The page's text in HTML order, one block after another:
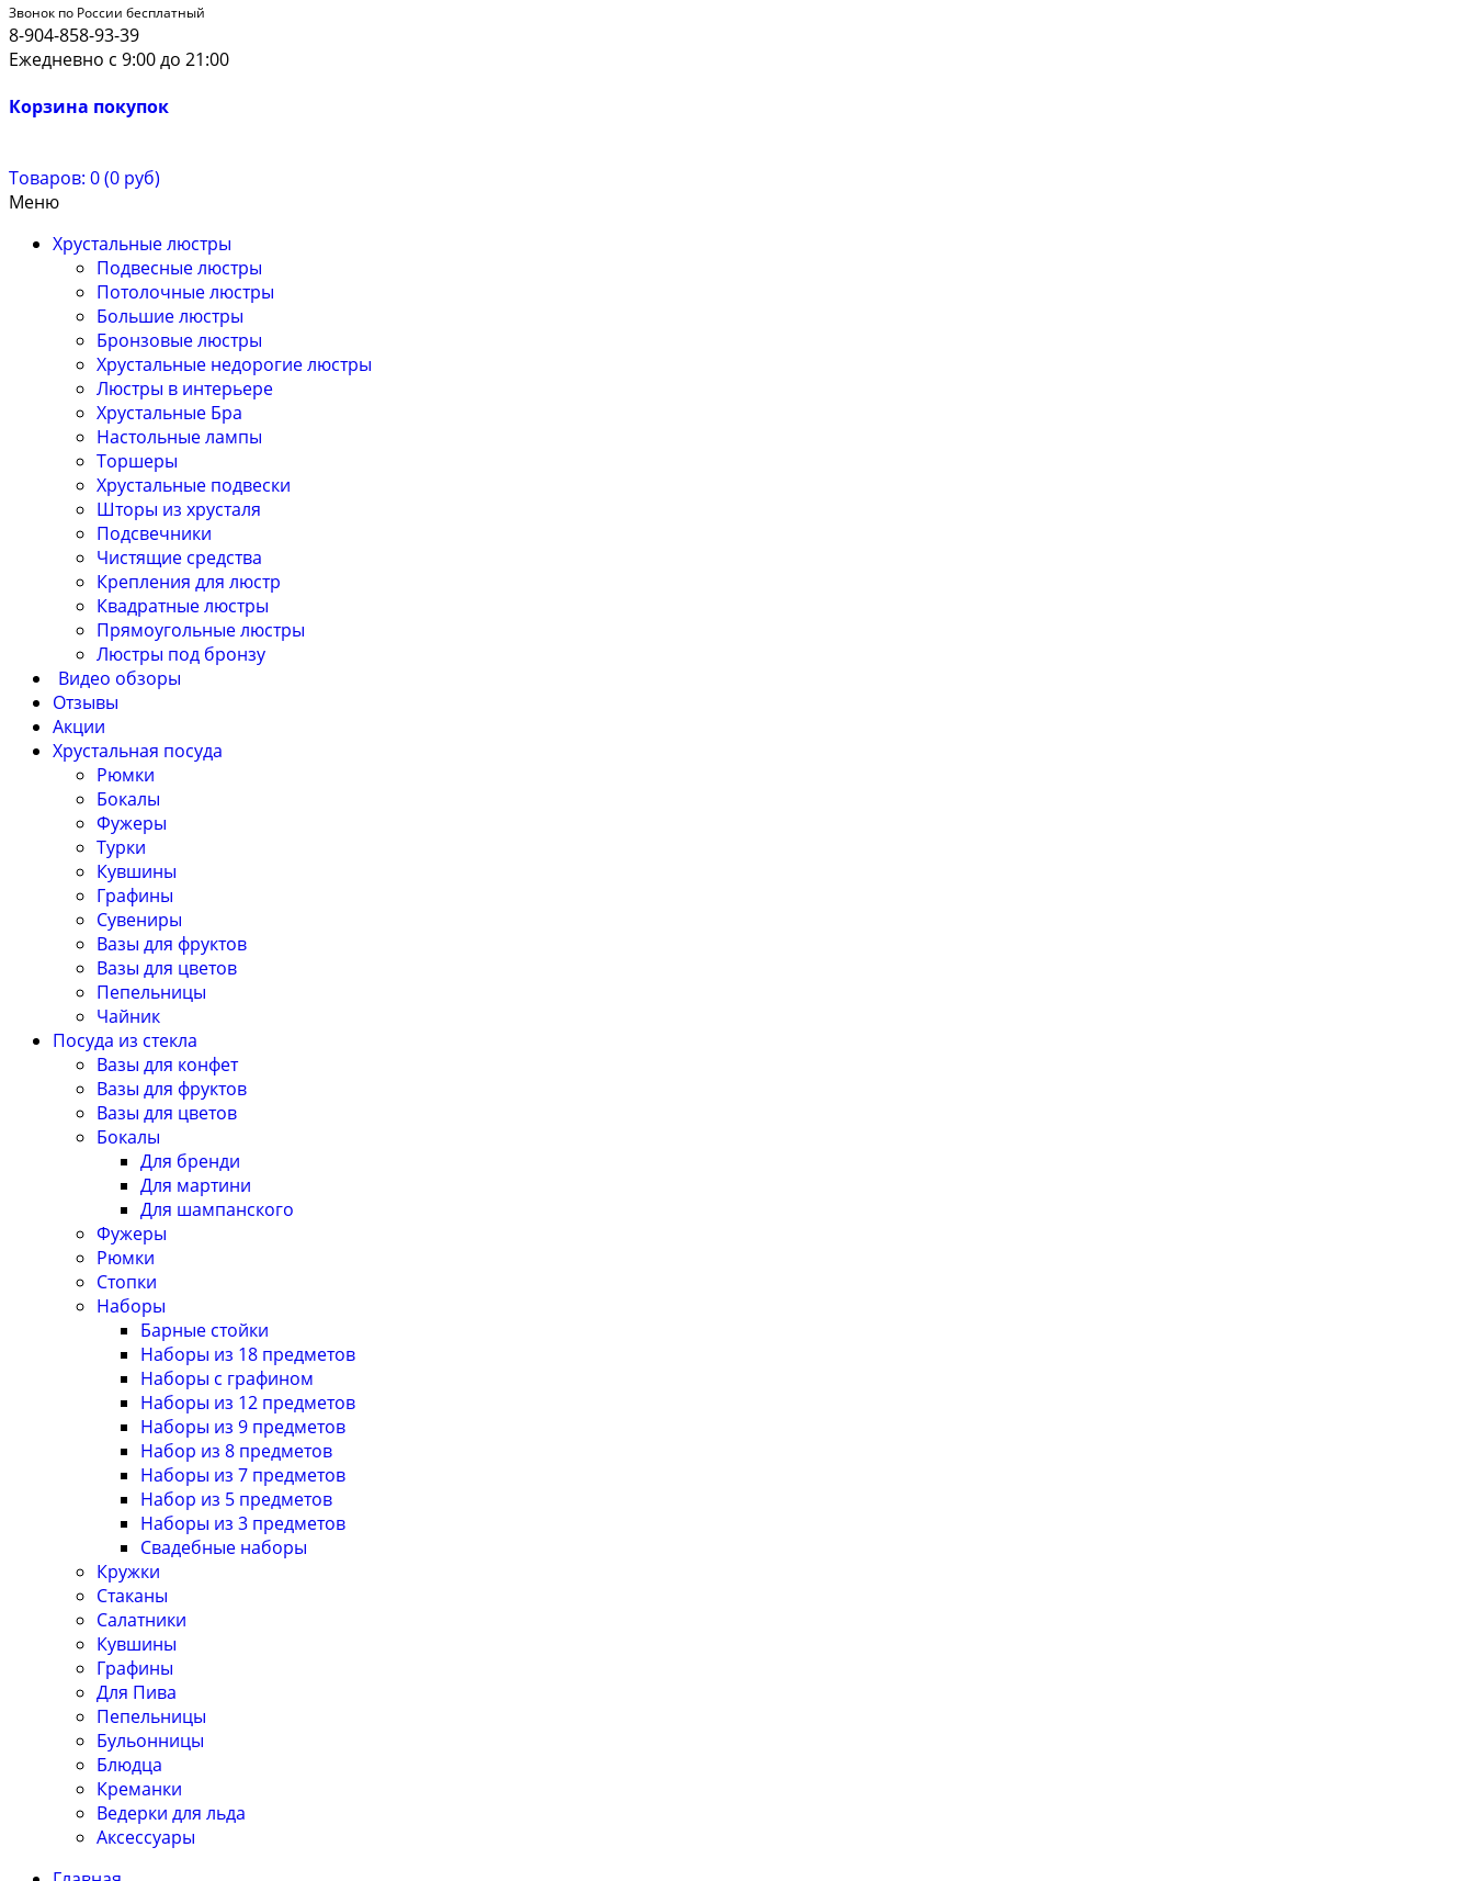
Звонок по России бесплатный
8-904-858-93-39
Ежедневно с 9:00 до 21:00
Корзина покупок
Товаров: 0 (0 руб)
Меню
Хрустальные люстры
Подвесные люстры
Потолочные люстры
Большие люстры
Бронзовые люстры
Хрустальные недорогие люстры
Люстры в интерьере
Хрустальные Бра
Настольные лампы
Торшеры
Хрустальные подвески
Шторы из хрусталя
Подсвечники
Чистящие средства
Крепления для люстр
Квадратные люстры
Прямоугольные люстры
Люстры под бронзу
Видео обзоры
Отзывы
Акции
Хрустальная посуда
Рюмки
Бокалы
Фужеры
Турки
Кувшины
Графины
Сувениры
Вазы для фруктов
Вазы для цветов
Пепельницы
Чайник
Посуда из стекла
Вазы для конфет
Вазы для фруктов
Вазы для цветов
Бокалы
Для бренди
Для мартини
Для шампанского
Фужеры
Рюмки
Стопки
Наборы
Барные стойки
Наборы из 18 предметов
Наборы с графином
Наборы из 12 предметов
Наборы из 9 предметов
Набор из 8 предметов
Наборы из 7 предметов
Набор из 5 предметов
Наборы из 3 предметов
Свадебные наборы
Кружки
Стаканы
Салатники
Кувшины
Графины
Для Пива
Пепельницы
Бульонницы
Блюдца
Креманки
Ведерки для льда
Аксессуары